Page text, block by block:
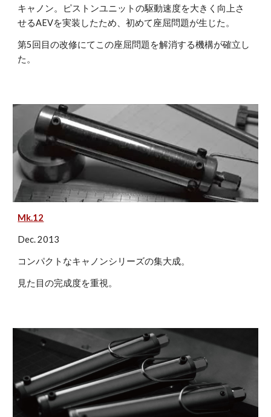
キャノン。ピストンユニットの駆動速度を大きく向上さ
せるAEVを実装したため、初めて座屈問題が生じた。
第5回目の改修にてこの座屈問題を解消する機構が確立し
た。
Mk.12
Dec. 2013
コンパクトなキャノンシリーズの集大成。
見た目の完成度を重視。